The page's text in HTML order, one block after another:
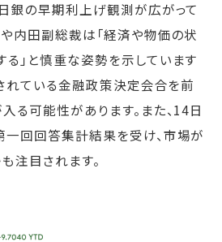
銀の早期利上げ観測が広がって
内田副総裁は「経済や物価の状
」と慎重な姿勢を示しています
れている金融政策決定会合を前
る可能性があります。また、14日
一回回答集計結果を受け、市場が
注目されます。